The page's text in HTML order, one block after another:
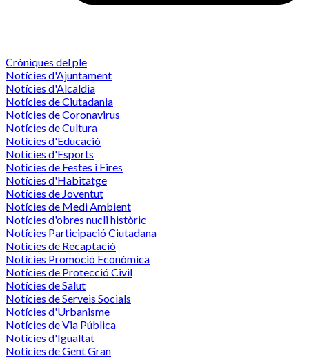
Cròniques del ple
Notícies d'Ajuntament
Notícies d'Alcaldia
Notícies de Ciutadania
Notícies de Coronavirus
Notícies de Cultura
Notícies d'Educació
Notícies d'Esports
Notícies de Festes i Fires
Notícies d'Habitatge
Notícies de Joventut
Notícies de Medi Ambient
Notícies d'obres nucli històric
Notícies Participació Ciutadana
Notícies de Recaptació
Notícies Promoció Econòmica
Notícies de Protecció Civil
Notícies de Salut
Notícies de Serveis Socials
Notícies d'Urbanisme
Notícies de Via Pública
Notícies d'Igualtat
Notícies de Gent Gran